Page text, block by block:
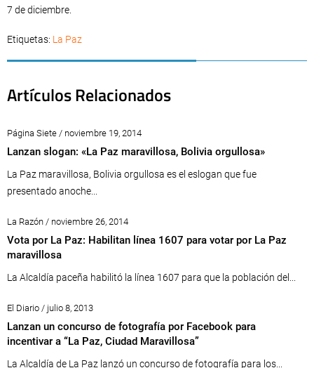
7 de diciembre.
Etiquetas: La Paz
Artículos Relacionados
Página Siete / noviembre 19, 2014
Lanzan slogan: «La Paz maravillosa, Bolivia orgullosa»
La Paz maravillosa, Bolivia orgullosa es el eslogan que fue
presentado anoche...
La Razón / noviembre 26, 2014
Vota por La Paz: Habilitan línea 1607 para votar por La Paz
maravillosa
La Alcaldía paceña habilitó la línea 1607 para que la población del...
El Diario / julio 8, 2013
Lanzan un concurso de fotografía por Facebook para
incentivar a “La Paz, Ciudad Maravillosa”
La Alcaldía de La Paz lanzó un concurso de fotografía para los...